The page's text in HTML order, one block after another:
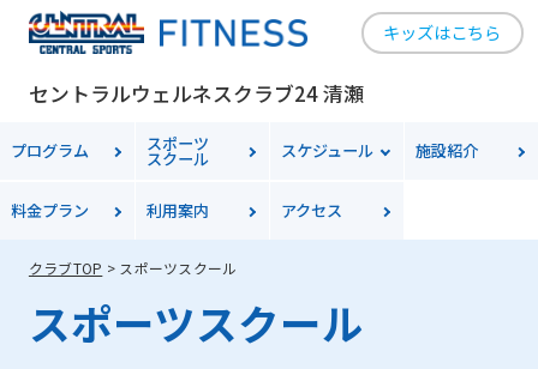
キッズはこちら
セントラルウェルネスクラブ24 清瀬
プログラム スポーツ
スクール スケジュール 施設紹介
料金プラン 利用案内 アクセス
クラブTOP スポーツスクール
スポーツスクール